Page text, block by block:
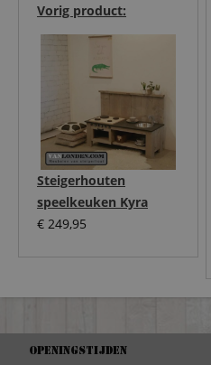
Vorig product:
Steigerhouten
speelkeuken Kyra
€ 249,95
Openingstijden